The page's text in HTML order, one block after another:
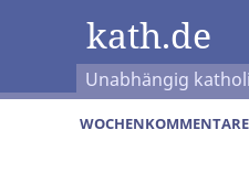
kath.de
Unabhängig